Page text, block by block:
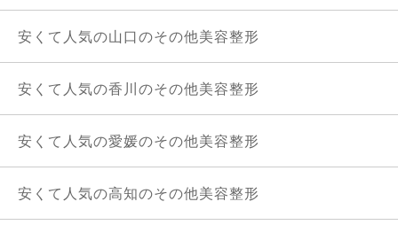
安くて人気の山口のその他美容整形
安くて人気の香川のその他美容整形
安くて人気の愛媛のその他美容整形
安くて人気の高知のその他美容整形